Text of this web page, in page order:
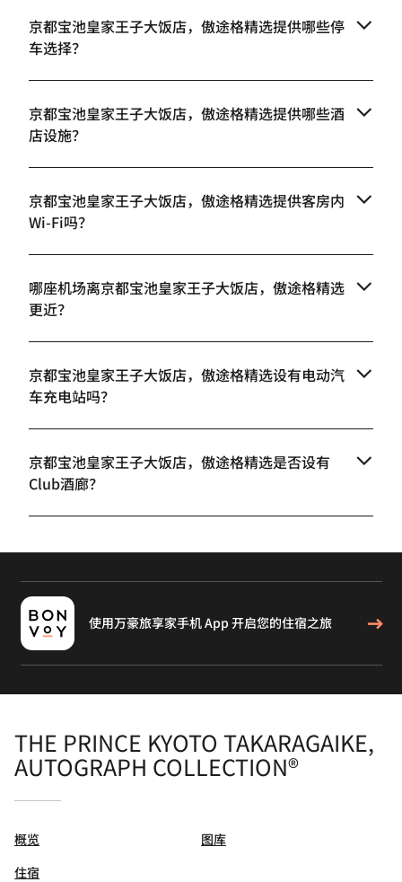
京都宝池皇家王子大饭店，傲途格精选提供哪些停
车选择？
京都宝池皇家王子大饭店，傲途格精选提供哪些酒
店设施？
京都宝池皇家王子大饭店，傲途格精选提供客房内
Wi-Fi吗？
哪座机场离京都宝池皇家王子大饭店，傲途格精选
更近？
京都宝池皇家王子大饭店，傲途格精选设有电动汽
车充电站吗？
京都宝池皇家王子大饭店，傲途格精选是否设有
Club酒廊？
使用万豪旅享家手机 App 开启您的住宿之旅
THE PRINCE KYOTO TAKARAGAIKE,
AUTOGRAPH COLLECTION®
概览
住宿
图库